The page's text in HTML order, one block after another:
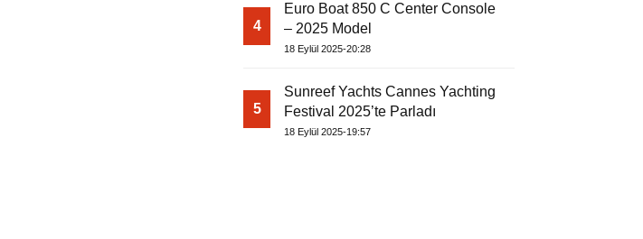
4
Euro Boat 850 C Center Console
– 2025 Model
18 Eylül 2025-20:28
5
Sunreef Yachts Cannes Yachting
Festival 2025’te Parladı
18 Eylül 2025-19:57